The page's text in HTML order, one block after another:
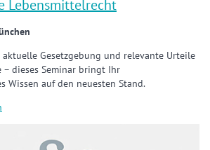
Lebensmittelrecht
Gesetzgebung und relevante Urteile
dieses Seminar bringt Ihr
Wissen auf den neuesten Stand.